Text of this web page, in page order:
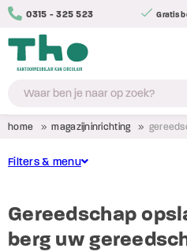
0315 - 325 523 Gratis
home magazijninrichting
Filters & menu
Grootvakstellingen
Conditie
Nieuw(8)
Gereedschap
berg uw